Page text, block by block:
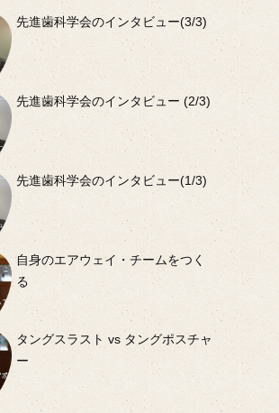
先進歯科学会のインタビュー(3/3)
先進歯科学会のインタビュー (2/3)
先進歯科学会のインタビュー(1/3)
自身のエアウェイ・チームをつく
る
タングスラスト vs タングポスチャ
ー